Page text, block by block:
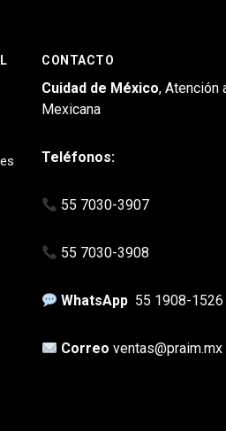
CONTACTO
Cuidad de México, Atención
Mexicana
Teléfonos:
55 7030-3907
55 7030-3908
WhatsApp 55 1908-1526
Correoventas@praim.mx